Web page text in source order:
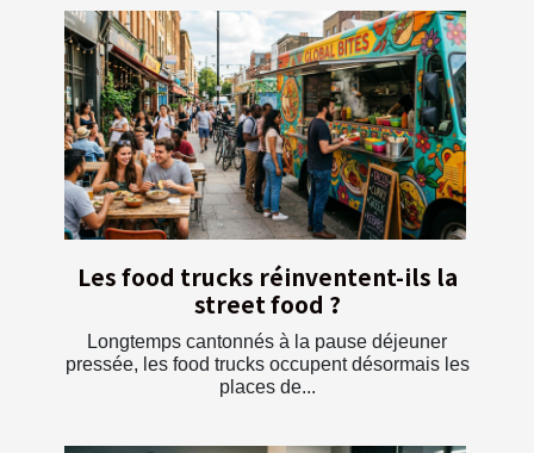
Les food trucks réinventent-ils la
street food ?
Longtemps cantonnés à la pause déjeuner
pressée, les food trucks occupent désormais les
places de...